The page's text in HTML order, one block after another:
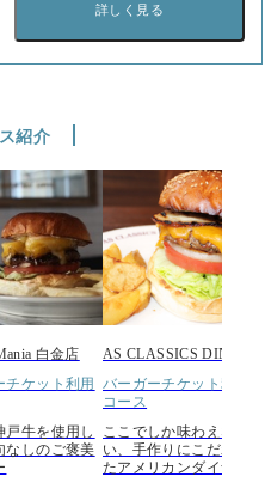
詳しく見る
紹介
白金店
チケット利用
戸牛を使用し
なしのご褒美
AS CLASSICS DINER
バーガーチケット利用
コース
ここでしか味わえな
い、手作りにこだわっ
たアメリカンダイナー